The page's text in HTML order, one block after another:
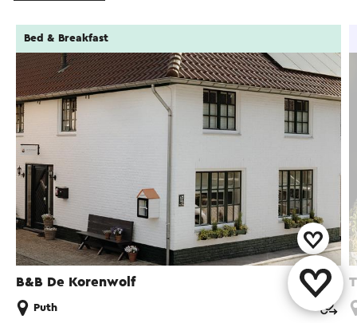
B&B De Korenwolf
Bed & Breakfast
Puth